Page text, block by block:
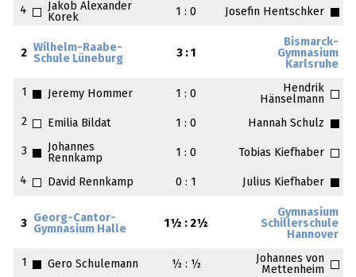
4
Jakob Alexander
Korek
1 : 0 Josefin Hentschker
2
Wilhelm-Raabe-
Schule Lüneburg
3 : 1
Bismarck-
Gymnasium
Karlsruhe
1 Jeremy Hommer 1 : 0
Hendrik
Hänselmann
2
Emilia Bildat 1 : 0 Hannah Schulz
3
Johannes
Rennkamp
1 : 0 Tobias Kiefhaber
4 David Rennkamp 0 : 1 Julius Kiefhaber
3
Georg-Cantor-
Gymnasium Halle
1½ : 2½
Gymnasium
Schillerschule
Hannover
1 Gero Schulemann ½ : ½
Johannes von
Mettenheim